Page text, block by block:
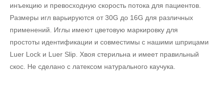
инъекцию и превосходную скорость потока для пациентов.
Размеры игл варьируются от 30G до 16G для различных
применений. Иглы имеют цветовую маркировку для
простоты идентификации и совместимы с нашими шприцами
Luer Lock и Luer Slip. Хвоя стерильна и имеет правильный
скос. Не сделано с латексом натурального каучука.